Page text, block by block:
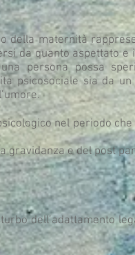
della maternità
da quanto aspettato
persona possa
psicosociale sia da
nel periodo
gravidanza e del post
dell’adattamento